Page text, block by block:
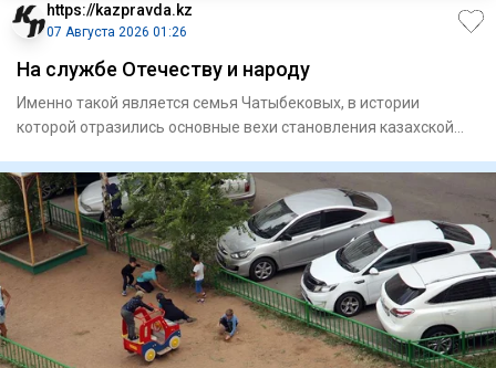
https://kazpravda.kz
07 Августа 2026 01:26
На службе Отечеству и народу
Именно такой является семья Чатыбековых, в истории
которой отразились основные вехи становления казахской